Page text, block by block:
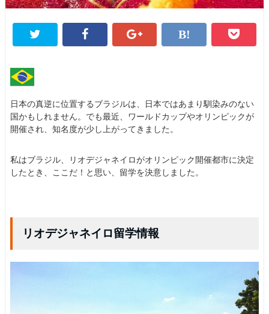
日本の真逆に位置するブラジルは、日本ではあまり馴染みのない
国かもしれません。でも最近、ワールドカップやオリンピックが
開催され、知名度が少し上がってきました。
私はブラジル、リオデジャネイロがオリンピック開催都市に決定
したとき、ここだ！と思い、留学を決意しました。
リオデジャネイロ留学情報